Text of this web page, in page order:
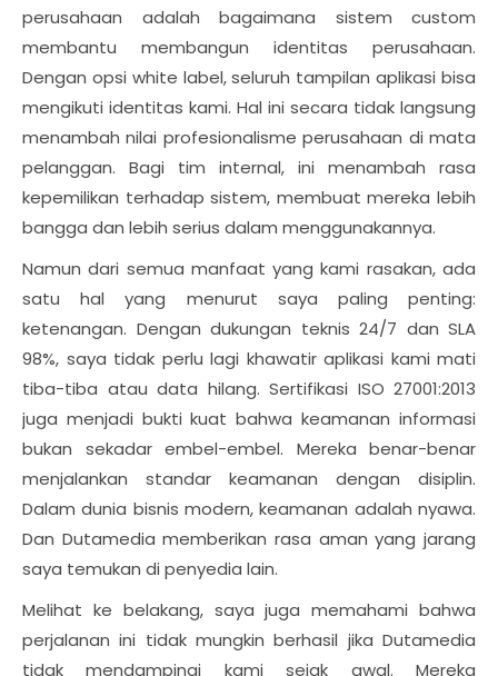
perusahaan adalah bagaimana sistem custom
membantu membangun identitas perusahaan.
Dengan opsi white label, seluruh tampilan aplikasi bisa
mengikuti identitas kami. Hal ini secara tidak langsung
menambah nilai profesionalisme perusahaan di mata
pelanggan. Bagi tim internal, ini menambah rasa
kepemilikan terhadap sistem, membuat mereka lebih
bangga dan lebih serius dalam menggunakannya.
Namun dari semua manfaat yang kami rasakan, ada
satu hal yang menurut saya paling penting:
ketenangan. Dengan dukungan teknis 24/7 dan SLA
98%, saya tidak perlu lagi khawatir aplikasi kami mati
tiba-tiba atau data hilang. Sertifikasi ISO 27001:2013
juga menjadi bukti kuat bahwa keamanan informasi
bukan sekadar embel-embel. Mereka benar-benar
menjalankan standar keamanan dengan disiplin.
Dalam dunia bisnis modern, keamanan adalah nyawa.
Dan Dutamedia memberikan rasa aman yang jarang
saya temukan di penyedia lain.
Melihat ke belakang, saya juga memahami bahwa
perjalanan ini tidak mungkin berhasil jika Dutamedia
tidak mendampingi kami sejak awal. Mereka